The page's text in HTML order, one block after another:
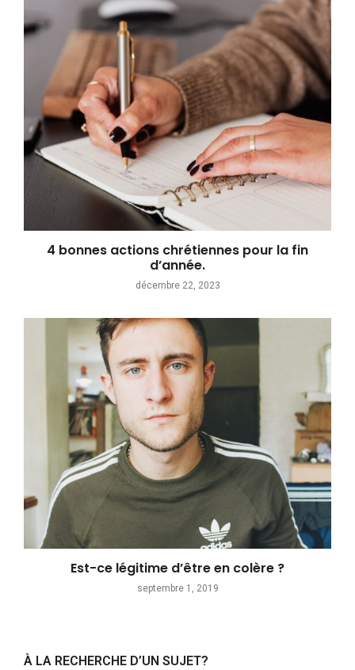
4 bonnes actions chrétiennes pour la fin
d’année.
décembre 22, 2023
Est-ce légitime d’être en colère ?
septembre 1, 2019
À LA RECHERCHE D’UN SUJET?